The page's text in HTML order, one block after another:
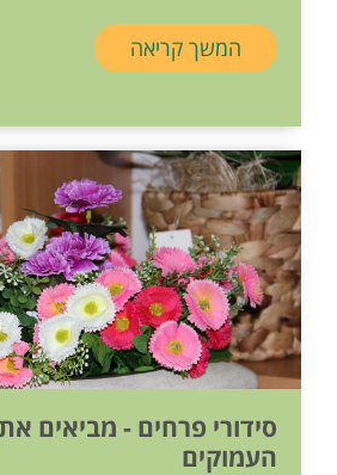
המשך קריאה
סידורי פרחים - מביאים
העמוקים